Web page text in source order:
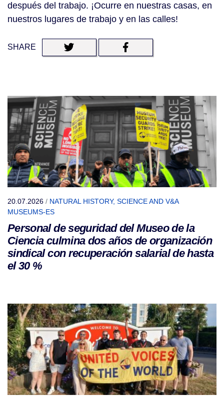
después del trabajo. ¡Ocurre en nuestras casas, en
nuestros lugares de trabajo y en las calles!
SHARE
20.07.2026 / NATURAL HISTORY, SCIENCE AND V&A
MUSEUMS-ES
Personal de seguridad del Museo de la
Ciencia culmina dos años de organización
sindical con recuperación salarial de hasta
el 30 %